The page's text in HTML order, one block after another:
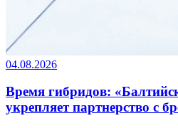
04.08.2026
Время гибридов:
укрепляет партнерство с